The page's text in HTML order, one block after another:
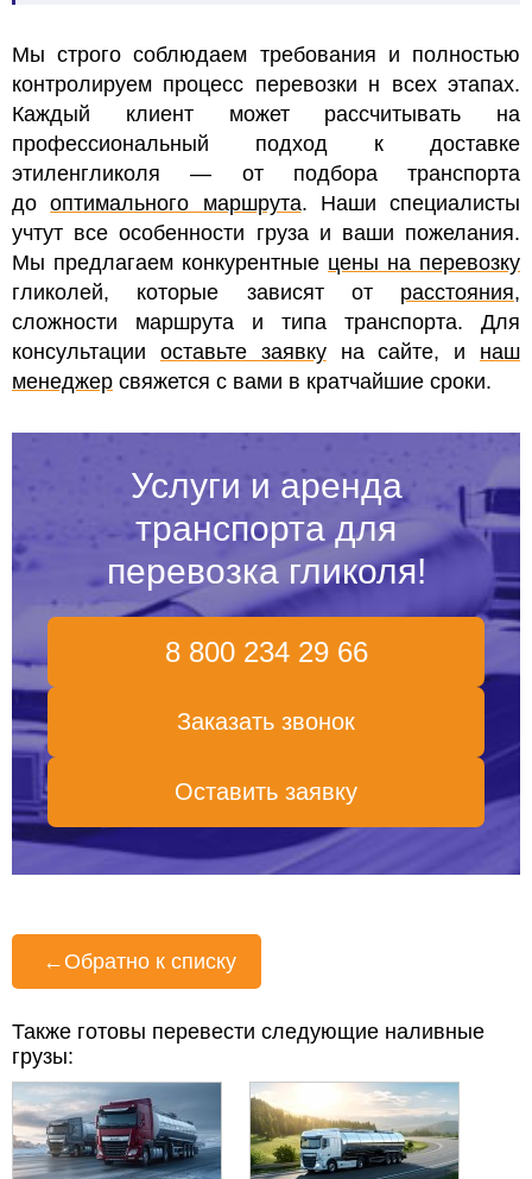
Мы строго соблюдаем требования и полностью
контролируем процесс перевозки н всех этапах.
Каждый клиент может рассчитывать на
профессиональный подход к доставке
этиленгликоля — от подбора транспорта
дооптимального маршрута. Наши специалисты
учтут все особенности груза и ваши пожелания.
Мы предлагаем конкурентные цены на перевозку
гликолей, которые зависят от расстояния,
сложности маршрута и типа транспорта. Для
консультации оставьте заявкуна сайте, и наш
менеджер свяжется с вами в кратчайшие сроки.
Услуги и аренда
транспорта для
перевозка гликоля!
8 800 234 29 66
Заказать звонок
Оставить заявку
← Обратно к списку
Также готовы перевести следующие наливные
грузы: